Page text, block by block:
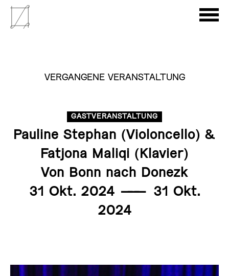
VERGANGENE VERANSTALTUNG
GASTVERANSTALTUNG
Pauline Stephan (Violoncello) &
Fatjona Maliqi (Klavier)
Von Bonn nach Donezk
31 Okt. 2024 ———
31 Okt.
2024